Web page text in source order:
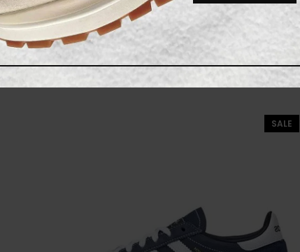
adidas Handball Spezial Cardboard White
SALE